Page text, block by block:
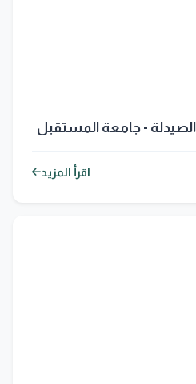
الصيدلة - جامعة المستقبل
اقرأ المزيد